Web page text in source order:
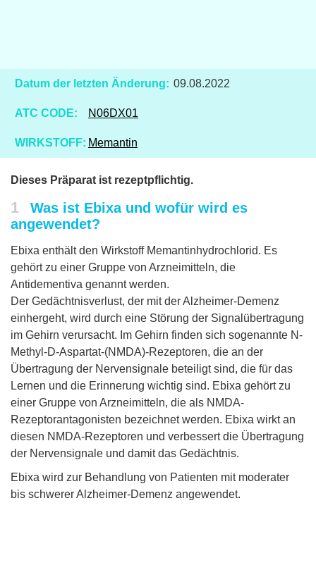
Datum der letzten Änderung: 09.08.2022
ATC CODE: N06DX01
WIRKSTOFF: Memantin
Dieses Präparat ist rezeptpflichtig.
1
Was ist Ebixa und wofür wird es
angewendet?
Ebixa enthält den Wirkstoff Memantinhydrochlorid. Es
gehört zu einer Gruppe von Arzneimitteln, die
Antidementiva genannt werden.
Der Gedächtnisverlust, der mit der Alzheimer-Demenz
einhergeht, wird durch eine Störung der Signalübertragung
im Gehirn verursacht. Im Gehirn finden sich sogenannte N-
Methyl-D-Aspartat-(NMDA)-Rezeptoren, die an der
Übertragung der Nervensignale beteiligt sind, die für das
Lernen und die Erinnerung wichtig sind. Ebixa gehört zu
einer Gruppe von Arzneimitteln, die als NMDA-
Rezeptorantagonisten bezeichnet werden. Ebixa wirkt an
diesen NMDA-Rezeptoren und verbessert die Übertragung
der Nervensignale und damit das Gedächtnis.
Ebixa wird zur Behandlung von Patienten mit moderater
bis schwerer Alzheimer-Demenz angewendet.